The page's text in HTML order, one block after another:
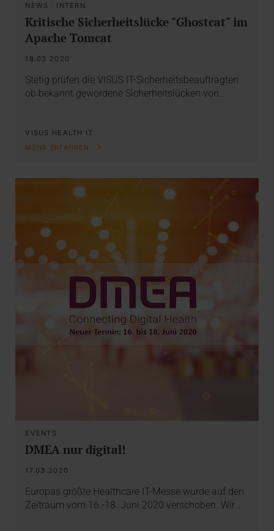
NEWS · INTERN
Kritische Sicherheitslücke "Ghostcat" im
Apache Tomcat
18.03.2020
Stetig prüfen die VISUS IT-Sicherheitsbeauftragten
ob bekannt gewordene Sicherheitslücken von…
VISUS HEALTH IT
MEHR ERFAHREN
EVENTS
DMEA nur digital!
17.03.2020
Europas größte Healthcare IT-Messe wurde auf den
Zeitraum vom 16.-18. Juni 2020 verschoben. Wir…